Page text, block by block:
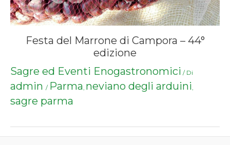
Festa del Marrone di Campora – 44°
edizione
Sagre ed Eventi Enogastronomici / Di
admin / Parma, neviano degli arduini,
sagre parma